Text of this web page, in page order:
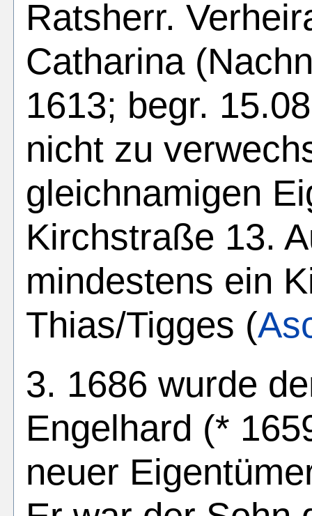
Ratsherr.
Catharina
1613; begr.
nicht zu
gleichnamigen
Kirchstraße 13.
mindestens ein
Thias/Tigges (
3. 1686 wurde
Engelhard (*
neuer